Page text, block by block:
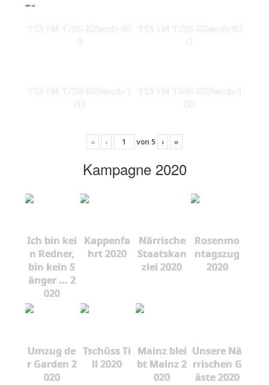
113 TN 1726-KSweb-10
0
113 TN 1735-KSweb-10
0
113 TN 1739-KS3web-1
00
113 TN 1748-KS3web-1
00
« ‹ von 5 › »
Kampagne 2020
Ich bin kei
n Redner,
bin kein S
änger ... 2
020
Kappenfa
hrt 2020
Närrische
Staatskan
zlei 2020
Rosenmo
ntagszug
2020
Umzug de
r Garden 2
020
Tschüss Ti
ll 2020
Mainz blei
bt Mainz 2
020
Unsere Nä
rrischen G
äste 2020